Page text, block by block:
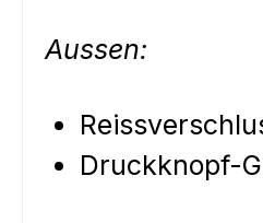
Aussen:
Druckknopf-